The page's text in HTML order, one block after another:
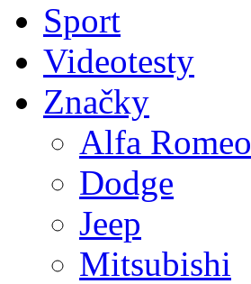
Sport
Videotesty
Značky
Alfa Romeo
Dodge
Jeep
Mitsubishi